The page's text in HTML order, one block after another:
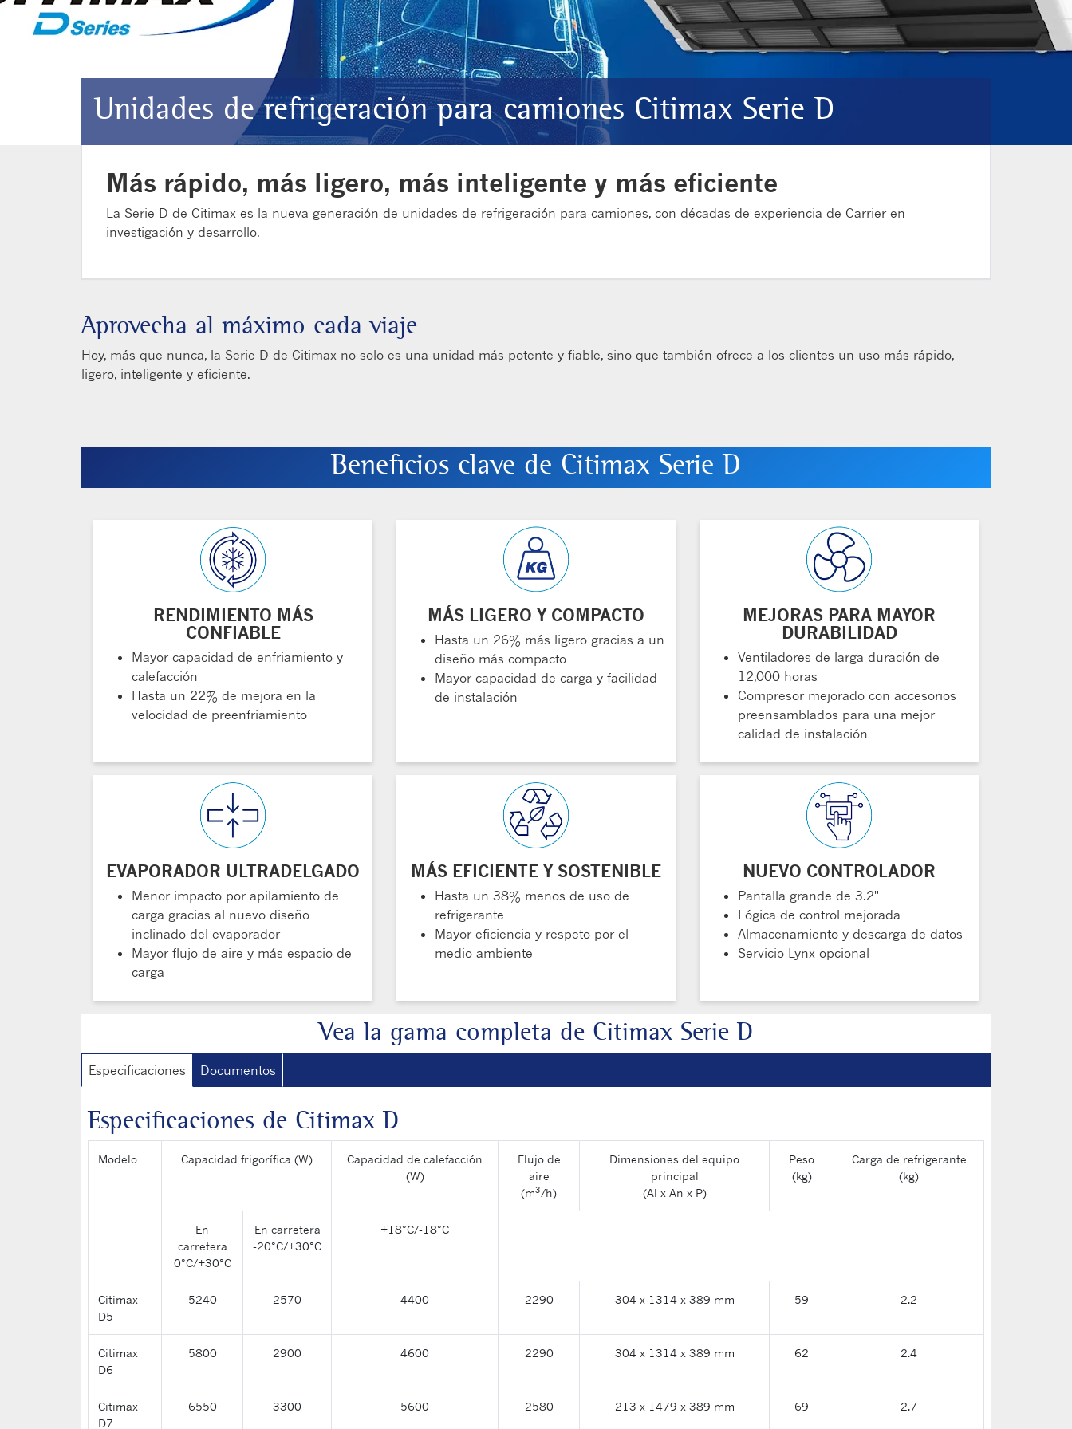
Unidades de refrigeración para camiones Citimax Serie D
Más rápido, más ligero, más inteligente y más eficiente
La Serie D de Citimax es la nueva generación de unidades de refrigeración para camiones, con décadas de experiencia de Carrier en
investigación y desarrollo.
Aprovecha al máximo cada viaje
Hoy, más que nunca, la Serie D de Citimax no solo es una unidad más potente y fiable, sino que también ofrece a los clientes un uso más rápido,
ligero, inteligente y eficiente.
Beneficios clave de Citimax Serie D
RENDIMIENTO MÁS
CONFIABLE
Mayor capacidad de enfriamiento y
calefacción
Hasta un 22% de mejora en la
velocidad de preenfriamiento
MÁS LIGERO Y COMPACTO
Hasta un 26% más ligero gracias a un
diseño más compacto
Mayor capacidad de carga y facilidad
de instalación
MEJORAS PARA MAYOR
DURABILIDAD
Ventiladores de larga duración de
12,000 horas
Compresor mejorado con accesorios
preensamblados para una mejor
calidad de instalación
EVAPORADOR ULTRADELGADO
Menor impacto por apilamiento de
carga gracias al nuevo diseño
inclinado del evaporador
Mayor flujo de aire y más espacio de
carga
MÁS EFICIENTE Y SOSTENIBLE
Hasta un 38% menos de uso de
refrigerante
Mayor eficiencia y respeto por el
medio ambiente
NUEVO CONTROLADOR
Pantalla grande de 3.2"
Lógica de control mejorada
Almacenamiento y descarga de datos
Servicio Lynx opcional
Vea la gama completa de Citimax Serie D
Especificaciones Documentos
Especificaciones de Citimax D
Modelo Capacidad frigorífica (W)
Capacidad de calefacción
(W)
Flujo de
aire
(m3/h)
Dimensiones del equipo
principal
(Al x An x P)
Peso
(kg)
Carga de refrigerante
(kg)
En
carretera
0°C/+30°C
En carretera
-20°C/+30°C
+18°C/-18°C
Citimax
D5
5240 2570 4400 2290 304 x 1314 x 389 mm 59 2.2
Citimax
D6
5800 2900 4600 2290 304 x 1314 x 389 mm 62 2.4
Citimax
D7
6550 3300 5600 2580 213 x 1479 x 389 mm 69 2.7